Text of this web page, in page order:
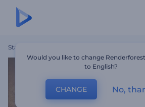
Startseite
Would you like to change
to English?
CHANGE No,